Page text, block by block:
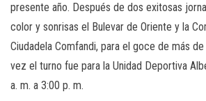
presente año. Después de dos exitosas
color y sonrisas el Bulevar de Oriente y la
Ciudadela Comfandi, para el goce de más
vez el turno fue para la Unidad Deportiva
a. m. a 3:00 p. m.